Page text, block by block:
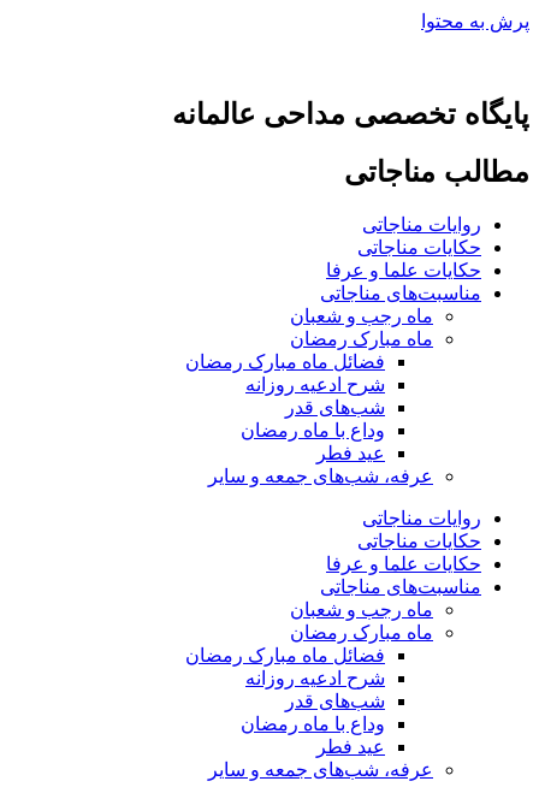
پرش به محتوا
پایگاه تخصصی مداحی عالمانه
مطالب مناجاتی
روایات مناجاتی
حکایات مناجاتی
حکایات علما و عرفا
مناسبت‌های مناجاتی
ماه رجب و شعبان
ماه مبارک رمضان
فضائل ماه مبارک رمضان
شرح ادعیه روزانه
شب‌های قدر
وداع با ماه رمضان
عید فطر
عرفه، شب‌های جمعه و سایر
روایات مناجاتی
حکایات مناجاتی
حکایات علما و عرفا
مناسبت‌های مناجاتی
ماه رجب و شعبان
ماه مبارک رمضان
فضائل ماه مبارک رمضان
شرح ادعیه روزانه
شب‌های قدر
وداع با ماه رمضان
عید فطر
عرفه، شب‌های جمعه و سایر